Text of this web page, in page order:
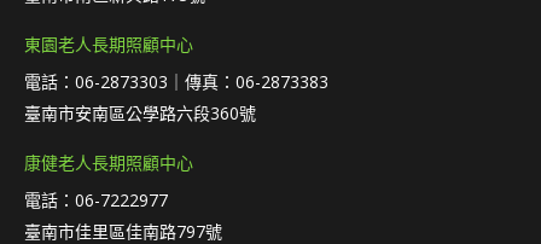
東園老人長期照顧中心
電話：06-2873303｜傳真：06-2873383
臺南市安南區公學路六段360號
康健老人長期照顧中心
電話：06-7222977
臺南市佳里區佳南路797號